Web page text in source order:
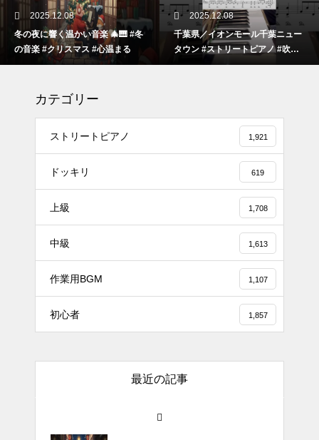
2025.12.08
冬の夜に響く温かい音楽 🎄🎹 #冬
の音楽 #クリスマス #心温まる
2025.12.08
千葉県／イオンモール千葉ニュー
タウン #ストリートピアノ #吹奏
楽
カテゴリー
ストリートピアノ 1,921
ドッキリ 619
上級 1,708
中級 1,613
作業用BGM 1,107
初心者 1,857
最近の記事
#tiktok #shorts #shortsdaily #sh
ortsdance #shirose #磁石 #white
jam #ピアノ初心者 #ピアノレッ
【転生悪女の黒歴史OP】ピアノ
で「Black Flame」弾いてみた
（中～上級）【The Dark History
ほぼ日1フレーズ THE BLUE H